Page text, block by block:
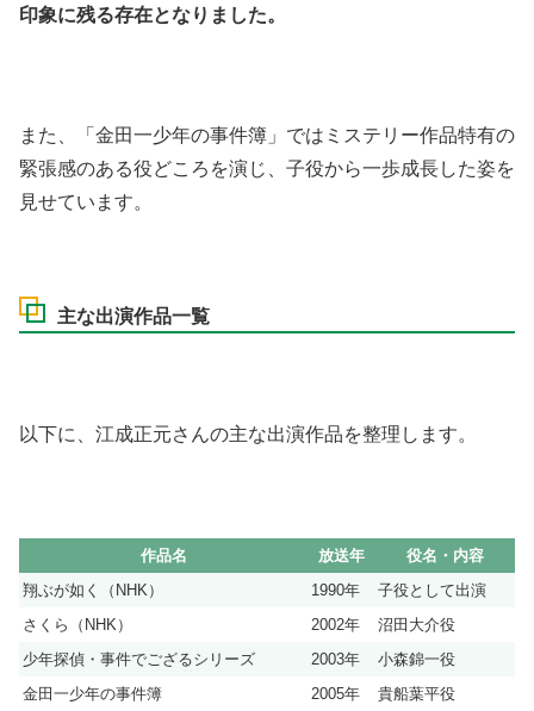
印象に残る存在となりました。
また、「金田一少年の事件簿」ではミステリー作品特有の
緊張感のある役どころを演じ、子役から一歩成長した姿を
見せています。
主な出演作品一覧
以下に、江成正元さんの主な出演作品を整理します。
作品名 放送年
役名・内容
翔ぶが如く（NHK）
1990年
子役として出演
さくら（NHK）
2002年
沼田大介役
少年探偵・事件でござるシリーズ
2003年
小森錦一役
金田一少年の事件簿
2005年 貴船葉平役